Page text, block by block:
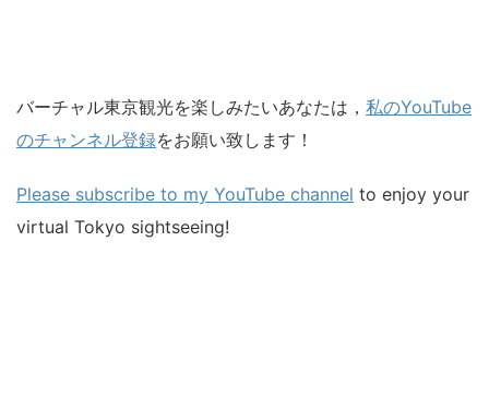
バーチャル東京観光を楽しみたいあなたは， 私のYouTube
のチャンネル登録をお願い致します！
Please subscribe to my YouTube channel to enjoy your
virtual Tokyo sightseeing!